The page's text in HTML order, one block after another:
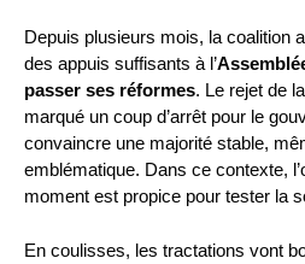
Depuis plusieurs mois, la coalition
des appuis suffisants à l’
passer ses réformes. Le rejet de
marqué un coup d’arrêt pour le
convaincre une majorité stable,
emblématique. Dans ce contexte,
moment est propice pour tester la
En coulisses, les tractations vont